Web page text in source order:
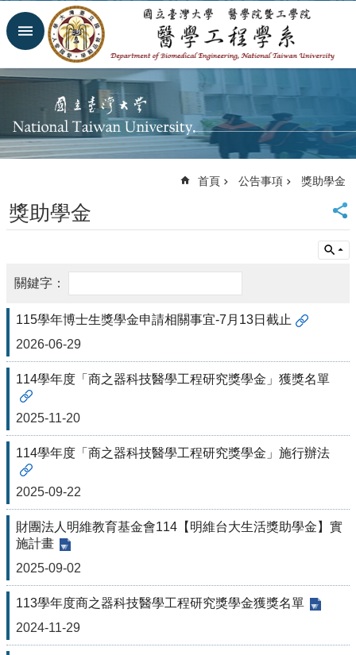
跳到主要內容區塊
進
搜
首
頁
覽
頁
大
醫
院
醫
學
院
工
學
院
聯
絡
我
們
意
信
箱
English
首頁 公告事項 獎助學金
獎助學金
115學年博士生獎學金申請相關事宜-7月13日截止
2026-06-29
114學年度「商之器科技醫學工程研究獎學金」獲獎名單
2025-11-20
114學年度「商之器科技醫學工程研究獎學金」施行辦法
2025-09-22
財團法人明維教育基金會114【明維台大生活獎助學金】實
施計畫
2025-09-02
113學年度商之器科技醫學工程研究獎學金獲獎名單
2024-11-29